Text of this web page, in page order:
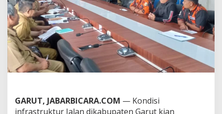
i
h
a
a
n
J
a
n
GARUT, JABARBICARA.COM — Kondisi
infrastruktur Jalan dikabupaten Garut kian